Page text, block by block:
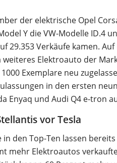
der elektrische Opel
Y die VW-Modelle ID.4
29.353 Verkäufe kamen.
Elektroauto der
Exemplare neu
in den ersten
Enyaq und Audi Q4 e-tron
vor Tesla
in den Top-Ten lassen
mehr Elektroautos